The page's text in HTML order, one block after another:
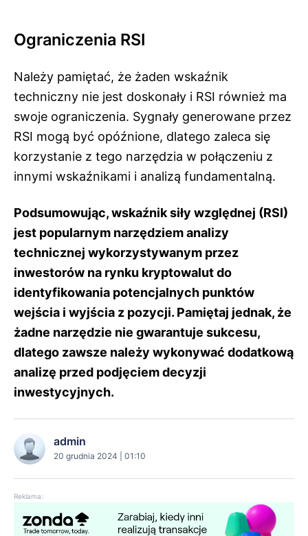
Ograniczenia RSI
Należy pamiętać, że żaden wskaźnik
techniczny nie jest doskonały i RSI również ma
swoje ograniczenia. Sygnały generowane przez
RSI mogą być opóźnione, dlatego zaleca się
korzystanie z tego narzędzia w połączeniu z
innymi wskaźnikami i analizą fundamentalną.
Podsumowując, wskaźnik siły względnej (RSI)
jest popularnym narzędziem analizy
technicznej wykorzystywanym przez
inwestorów na rynku kryptowalut do
identyfikowania potencjalnych punktów
wejścia i wyjścia z pozycji. Pamiętaj jednak, że
żadne narzędzie nie gwarantuje sukcesu,
dlatego zawsze należy wykonywać dodatkową
analizę przed podjęciem decyzji
inwestycyjnych.
admin
20 grudnia 2024 | 01:10
Reklama: